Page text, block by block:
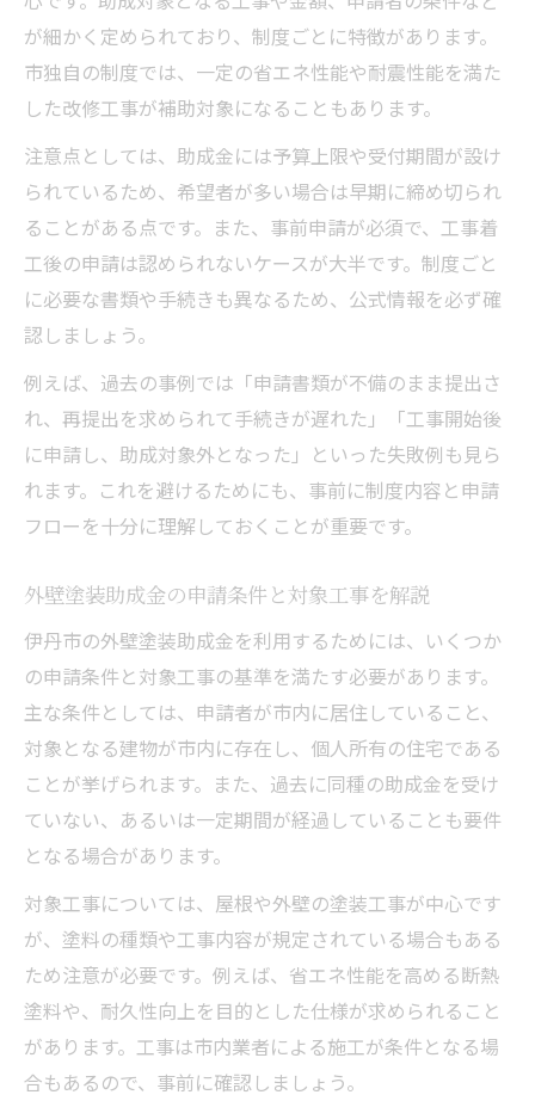
が細かく定められており、制度ごとに特徴があります。
市独自の制度では、一定の省エネ性能や耐震性能を満た
した改修工事が補助対象になることもあります。
注意点としては、助成金には予算上限や受付期間が設け
られているため、希望者が多い場合は早期に締め切られ
ることがある点です。また、事前申請が必須で、工事着
工後の申請は認められないケースが大半です。制度ごと
に必要な書類や手続きも異なるため、公式情報を必ず確
認しましょう。
例えば、過去の事例では「申請書類が不備のまま提出さ
れ、再提出を求められて手続きが遅れた」「工事開始後
に申請し、助成対象外となった」といった失敗例も見ら
れます。これを避けるためにも、事前に制度内容と申請
フローを十分に理解しておくことが重要です。
外壁塗装助成金の申請条件と対象工事を解説
伊丹市の外壁塗装助成金を利用するためには、いくつか
の申請条件と対象工事の基準を満たす必要があります。
主な条件としては、申請者が市内に居住していること、
対象となる建物が市内に存在し、個人所有の住宅である
ことが挙げられます。また、過去に同種の助成金を受け
ていない、あるいは一定期間が経過していることも要件
となる場合があります。
対象工事については、屋根や外壁の塗装工事が中心です
が、塗料の種類や工事内容が規定されている場合もある
ため注意が必要です。例えば、省エネ性能を高める断熱
塗料や、耐久性向上を目的とした仕様が求められること
があります。工事は市内業者による施工が条件となる場
合もあるので、事前に確認しましょう。